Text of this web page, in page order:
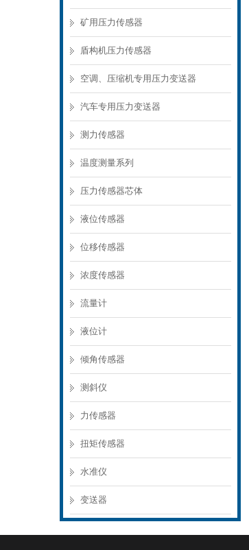
矿用压力传感器
盾构机压力传感器
空调、压缩机专用压力变送器
汽车专用压力变送器
测力传感器
温度测量系列
压力传感器芯体
液位传感器
位移传感器
浓度传感器
流量计
液位计
倾角传感器
测斜仪
力传感器
扭矩传感器
水准仪
变送器